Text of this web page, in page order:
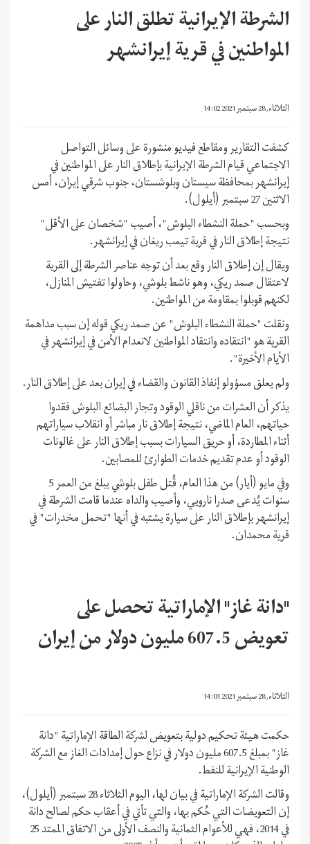
الشرطة الإيرانية تطلق النار على
المواطنين في قرية إيرانشهر
الثلاثاء, 28 سبتمبر 2021 14:02
كشفت التقارير ومقاطع فيديو منشورة على وسائل التواصل
الاجتماعي قيام الشرطة الإيرانية بإطلاق النار على المواطنين في
إيرانشهر بمحافظة سيستان وبلوشستان، جنوب شرقي إيران، أمس
الاثنين 27 سبتمبر (أيلول).
وبحسب "حملة النشطاء البلوش"، أصيب "شخصان على الأقل"
نتيجة إطلاق النار في قرية تيمب ريغان في إيرانشهر.
ويقال إن إطلاق النار وقع بعد أن توجه عناصر الشرطة إلى القرية
لاعتقال صمد ريكي، وهو ناشط بلوشي، وحاولوا تفتيش المنازل،
لكنهم قوبلوا بمقاومة من المواطنين.
ونقلت "حملة النشطاء البلوش" عن صمد ريكي قوله إن سبب مداهمة
القرية هو "انتقاده وانتقاد المواطنين لانعدام الأمن في إيرانشهر في
الأيام الأخيرة".
ولم يعلق مسؤولو إنفاذ القانون والقضاء في إيران بعد على إطلاق النار.
يذكر أن العشرات من ناقلي الوقود وتجار البضائع البلوش فقدوا
حياتهم، العام الماضي، نتيجة إطلاق نار مباشر أو انقلاب سياراتهم
أثناء المطاردة، أو حريق السيارات بسبب إطلاق النار على غالونات
الوقود أو عدم تقديم خدمات الطوارئ للمصابين.
وفي مايو (أيار) من هذا العام، قُتل طفل بلوشي يبلغ من العمر 5
سنوات يُدعى صدرا نارويي، وأصيب والداه عندما قامت الشرطة في
إيرانشهر بإطلاق النار على سيارة يشتبه في أنها "تحمل مخدرات" في
قرية محمدان.
"دانة غاز" الإماراتية تحصل على
تعويض 607.5 مليون دولار من إيران
الثلاثاء, 28 سبتمبر 2021 14:01
حكمت هيئة تحكيم دولية بتعويض لشركة الطاقة الإماراتية "دانة
غاز" بمبلغ 607.5 مليون دولار في نزاع حول إمدادات الغاز مع الشركة
الوطنية الإيرانية للنفط.
وقالت الشركة الإماراتية في بيان لها، اليوم الثلاثاء 28 سبتمبر (أيلول)،
إن التعويضات التي حُكم بها، والتي تأتي في أعقاب حكم لصالح دانة
في 2014، فهي للأعوام الثمانية والنصف الأولى من الاتفاق الممتد 25